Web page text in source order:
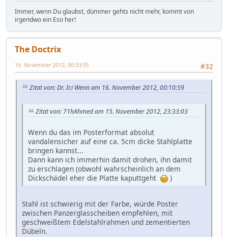
Immer, wenn Du glaubst, dümmer gehts nicht mehr, kommt von
irgendwo ein Eso her!
The Doctrix
#32
16. November 2012, 00:33:05
Zitat von: Dr. Ici Wenn am 16. November 2012, 00:10:59
Zitat von: 71hAhmed am 15. November 2012, 23:33:03
Wenn du das im Posterformat absolut
vandalensicher auf eine ca. 5cm dicke Stahlplatte
bringen kannst...
Dann kann ich immerhin damit drohen, ihn damit
zu erschlagen (obwohl wahrscheinlich an dem
Dickschädel eher die Platte kaputtgeht
)
Stahl ist schwierig mit der Farbe, würde Poster
zwischen Panzerglasscheiben empfehlen, mit
geschweißtem Edelstahlrahmen und zementierten
Dübeln.